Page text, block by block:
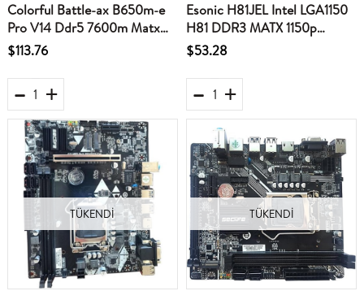
Colorful Battle-ax B650m-e
Pro V14 Ddr5 7600m Matx
Anakart
$113.76
Esonic H81JEL Intel LGA1150
H81 DDR3 MATX 1150p
Anakart
$53.28
TÜKENDI TÜKENDI